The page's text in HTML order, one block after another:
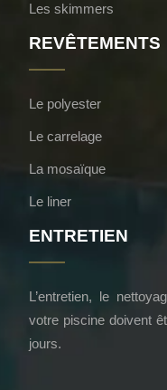
Les skimmers
REVÊTEMENTS
Le polyester
Le carrelage
La mosaïque
Le liner
ENTRETIEN
L’entretien, le
votre piscine doivent
jours.